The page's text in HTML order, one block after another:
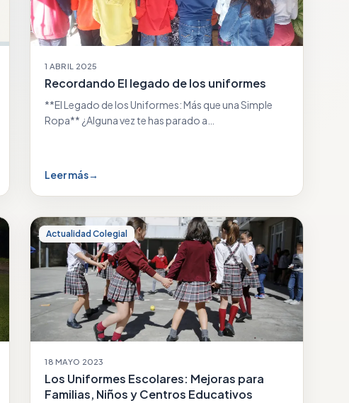
1 ABRIL 2025
Recordando El legado de los uniformes
**El Legado de los Uniformes: Más que una Simple
Ropa** ¿Alguna vez te has parado a…
Leer más→
Actualidad Colegial
18 MAYO 2023
Los Uniformes Escolares: Mejoras para
Familias, Niños y Centros Educativos